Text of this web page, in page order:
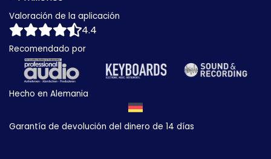
Valoración de la aplicación
4.4
Recomendado por
Hecho en Alemania
Garantía de devolución del dinero de 14 días